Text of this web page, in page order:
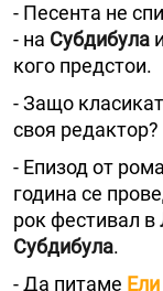
- Песента не
- на Субдибула
кого предстои.
- Защо
своя редактор?
- Епизод от
година се
рок фестивал в
Субдибула.
- Да питаме